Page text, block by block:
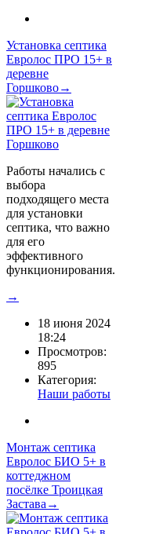
Установка септика
Евролос ПРО 15+ в
деревне
Горшково→
Работы начались с
выбора
подходящего места
для установки
септика, что важно
для его
эффективного
функционирования.
→
18 июня 2024
18:24
Просмотров:
895
Категория:
Наши работы
Монтаж септика
Евролос БИО 5+ в
коттеджном
посёлке Троицкая
Застава→